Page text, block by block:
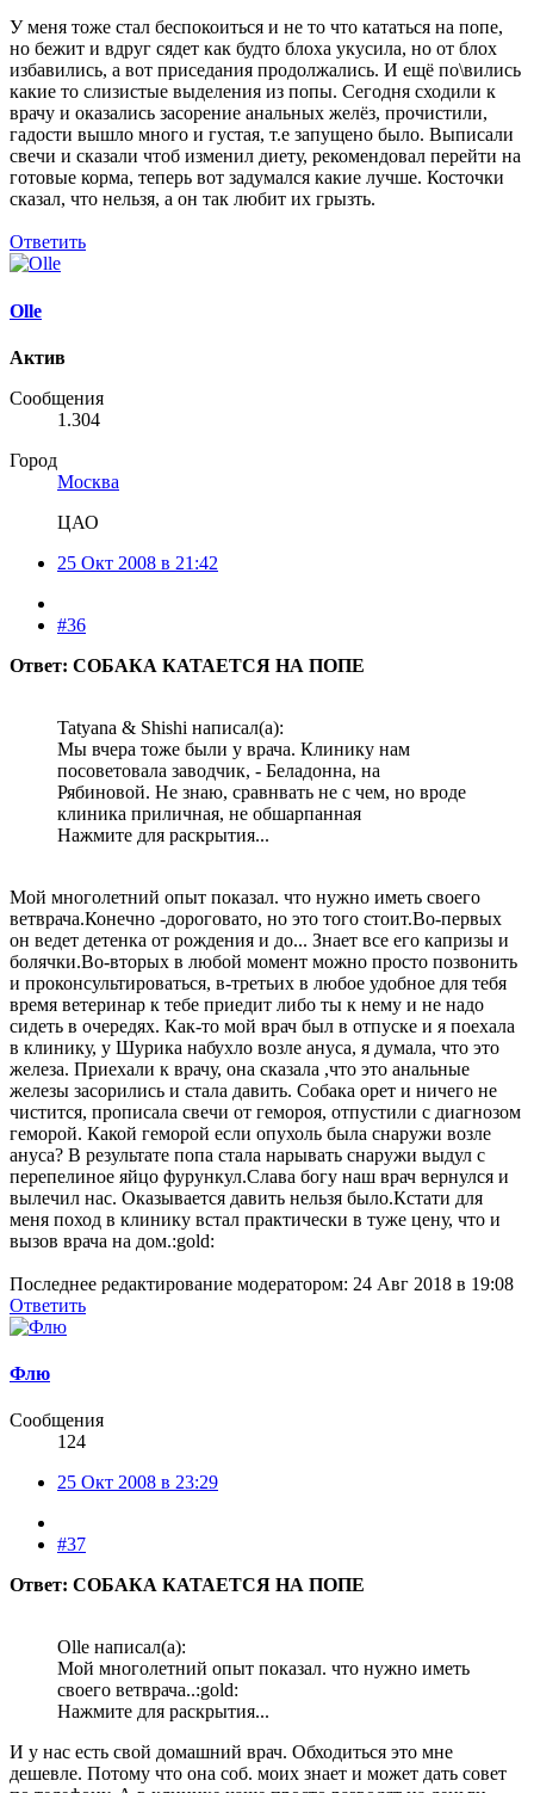
У меня тоже стал беспокоиться и не то что кататься на попе,
но бежит и вдруг сядет как будто блоха укусила, но от блох
избавились, а вот приседания продолжались. И ещё по\вились
какие то слизистые выделения из попы. Сегодня сходили к
врачу и оказались засорение анальных желёз, прочистили,
гадости вышло много и густая, т.е запущено было. Выписали
свечи и сказали чтоб изменил диету, рекомендовал перейти на
готовые корма, теперь вот задумался какие лучше. Косточки
сказал, что нельзя, а он так любит их грызть.
Ответить
Olle
Актив
Сообщения
1.304
Город
Москва
ЦАО
25 Окт 2008 в 21:42
#36
Ответ: СОБАКА КАТАЕТСЯ НА ПОПЕ
Tatyana & Shishi написал(а):
Мы вчера тоже были у врача. Клинику нам
посоветовала заводчик, - Беладонна, на
Рябиновой. Не знаю, сравнвать не с чем, но вроде
клиника приличная, не обшарпанная
Нажмите для раскрытия...
Мой многолетний опыт показал. что нужно иметь своего
ветврача.Конечно -дороговато, но это того стоит.Во-первых
он ведет детенка от рождения и до... Знает все его капризы и
болячки.Во-вторых в любой момент можно просто позвонить
и проконсультироваться, в-третьих в любое удобное для тебя
время ветеринар к тебе приедит либо ты к нему и не надо
сидеть в очередях. Как-то мой врач был в отпуске и я поехала
в клинику, у Шурика набухло возле ануса, я думала, что это
железа. Приехали к врачу, она сказала ,что это анальные
железы засорились и стала давить. Собака орет и ничего не
чистится, прописала свечи от гемороя, отпустили с диагнозом
геморой. Какой геморой если опухоль была снаружи возле
ануса? В результате попа стала нарывать снаружи выдул с
перепелиное яйцо фурункул.Слава богу наш врач вернулся и
вылечил нас. Оказывается давить нельзя было.Кстати для
меня поход в клинику встал практически в туже цену, что и
вызов врача на дом.:gold:
Последнее редактирование модератором: 24 Авг 2018 в 19:08
Ответить
Флю
Сообщения
124
25 Окт 2008 в 23:29
#37
Ответ: СОБАКА КАТАЕТСЯ НА ПОПЕ
Olle написал(а):
Мой многолетний опыт показал. что нужно иметь
своего ветврача..:gold:
Нажмите для раскрытия...
И у нас есть свой домашний врач. Обходиться это мне
дешевле. Потому что она соб. моих знает и может дать совет